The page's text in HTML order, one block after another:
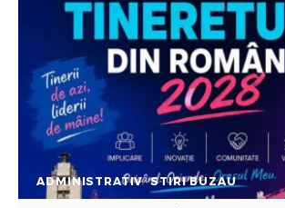
ADMINISTRATIV STIRI BUZAU